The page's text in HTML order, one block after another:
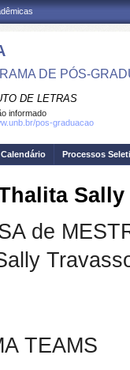
DE PÓS-
DE LETRAS
informado
pos-graduacao
Calendário Processos
de
TEAMS